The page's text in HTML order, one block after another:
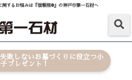
関するお悩みは『信頼棺®』の神戸市第一石材へ
敗しないお墓づくりに役立つ小
プレゼント！